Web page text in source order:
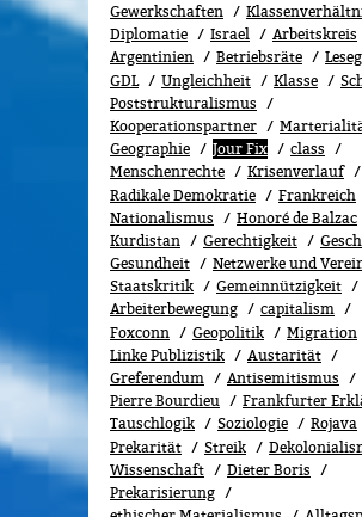
Gewerk­schaf­ten
Diplomatie
Israel
Arbeitskreis
Argentinien
Betriebsräte
GDL
Ungleichheit Klasse
Poststrukturalismus
Kooperationspartner
Geographie
Jour Fix
class
Menschenrechte
Kri­sen­ver­lauf
Radikale Demokratie
Frankreich
Nationalismus
Honoré de Balzac
Kurdistan
Gerechtigkeit
Gesundheit
Netzwerke und
Staatskritik
Gemeinnützigkeit
Arbeiterbewegung
capitalism
Foxconn
Geopolitik
Migra­tion
Linke Publizistik
Austarität
Greferendum
Antisemitismus
Pierre Bourdieu
Frankfurter
Tauschlogik
Soziologie
Rojava
Prekarität
Streik
Wissenschaft
Dieter Boris
Prekarisierung